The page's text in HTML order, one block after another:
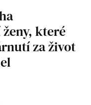
ženy, které
za život